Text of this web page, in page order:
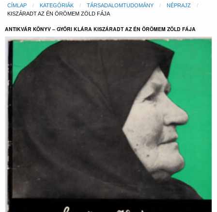
Morzsa
CÍMLAP KATEGÓRIÁK TÁRSADALOMTUDOMÁNY
NÉPRAJZ
CURRENT:
KISZÁRADT AZ ÉN ÖRÖMEM ZÖLD FÁJA
ANTIKVÁR KÖNYV – GYŐRI KLÁRA KISZÁRADT AZ ÉN ÖRÖMEM ZÖLD FÁJA